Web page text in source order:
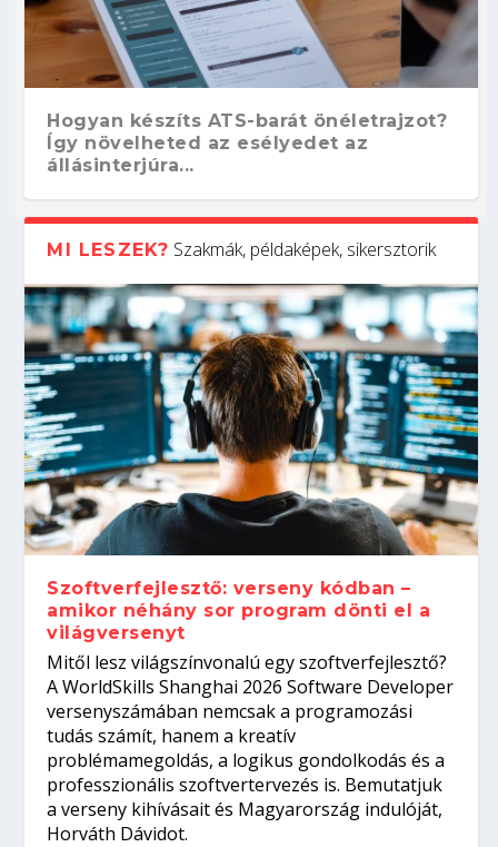
Hogyan készíts ATS-barát önéletrajzot?
Így növelheted az esélyedet az
állásinterjúra...
Kitalálod, mire használják ezeket a
gépeket?
Nem sikerült az egyetemi felvételi?
Tanulj szakmát!
Szoftverfejlesztő: verseny kódban –
amikor néhány sor program dönti el a
világversenyt...
Digitális detox – hogyan kapcsolódj ki
telefon nélkül?
MI LESZEK? Szakmák, példaképek, sikersztorik
Szoftverfejlesztő: verseny kódban –
amikor néhány sor program dönti el a
világversenyt
Mitől lesz világszínvonalú egy szoftverfejlesztő?
A WorldSkills Shanghai 2026 Software Developer
versenyszámában nemcsak a programozási
tudás számít, hanem a kreatív
problémamegoldás, a logikus gondolkodás és a
professzionális szoftvertervezés is. Bemutatjuk
a verseny kihívásait és Magyarország indulóját,
Horváth Dávidot.